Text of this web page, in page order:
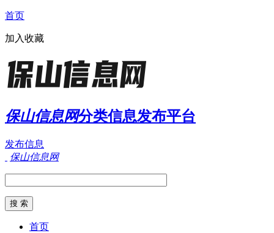
首页
加入收藏
保山信息网分类信息发布平台
发布信息
保山信息网
首页